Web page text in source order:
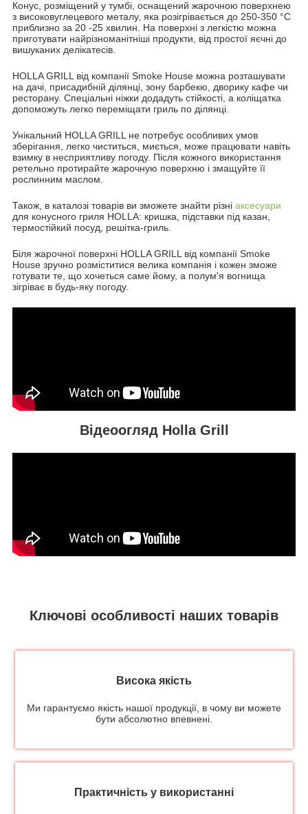
Конус, розміщений у тумбі, оснащений жарочною поверхнею
з високовуглецевого металу, яка розігрівається до 250-350 °С
приблизно за 20 -25 хвилин. На поверхні з легкістю можна
приготувати найрізноманітніші продукти, від простої яєчні до
вишуканих делікатесів.
HOLLA GRILL від компанії Smoke House можна розташувати
на дачі, присадибній ділянці, зону барбекю, дворику кафе чи
ресторану. Спеціальні ніжки додадуть стійкості, а коліщатка
допоможуть легко переміщати гриль по ділянці.
Унікальний HOLLA GRILL не потребує особливих умов
зберігання, легко чиститься, миється, може працювати навіть
взимку в несприятливу погоду. Після кожного використання
ретельно протирайте жарочную поверхню і змащуйте її
рослинним маслом.
Також, в каталозі товарів ви зможете знайти різні аксесуари
для конусного гриля HOLLA: кришка, підставки під казан,
термостійкий посуд, решітка-гриль.
Біля жарочної поверхні HOLLA GRILL від компанії Smoke
House зручно розміститися велика компанія і кожен зможе
готувати те, що хочеться саме йому, а полум'я вогнища
зігріває в будь-яку погоду.
Відеоогляд Holla Grill
Ключові особливості наших товарів
Висока якість
Ми гарантуємо якість нашої продукції, в чому ви можете
бути абсолютно впевнені.
Практичність у використанні